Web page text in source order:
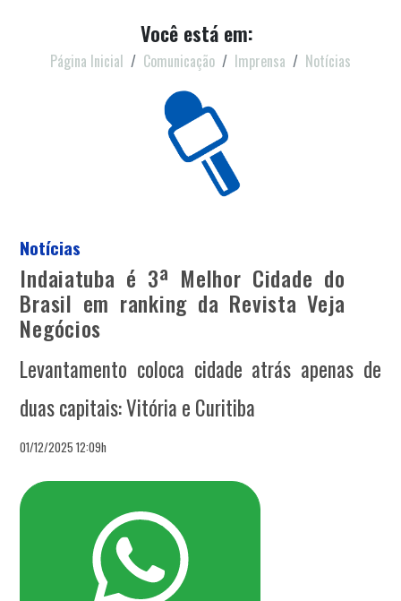
Você está em:
Página Inicial Comunicação Imprensa Notícias
Notícias
Indaiatuba é 3ª Melhor Cidade do
Brasil em ranking da Revista Veja
Negócios
Levantamento coloca cidade atrás apenas de
duas capitais: Vitória e Curitiba
01/12/2025 12:09h